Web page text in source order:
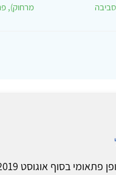
מרחוק),